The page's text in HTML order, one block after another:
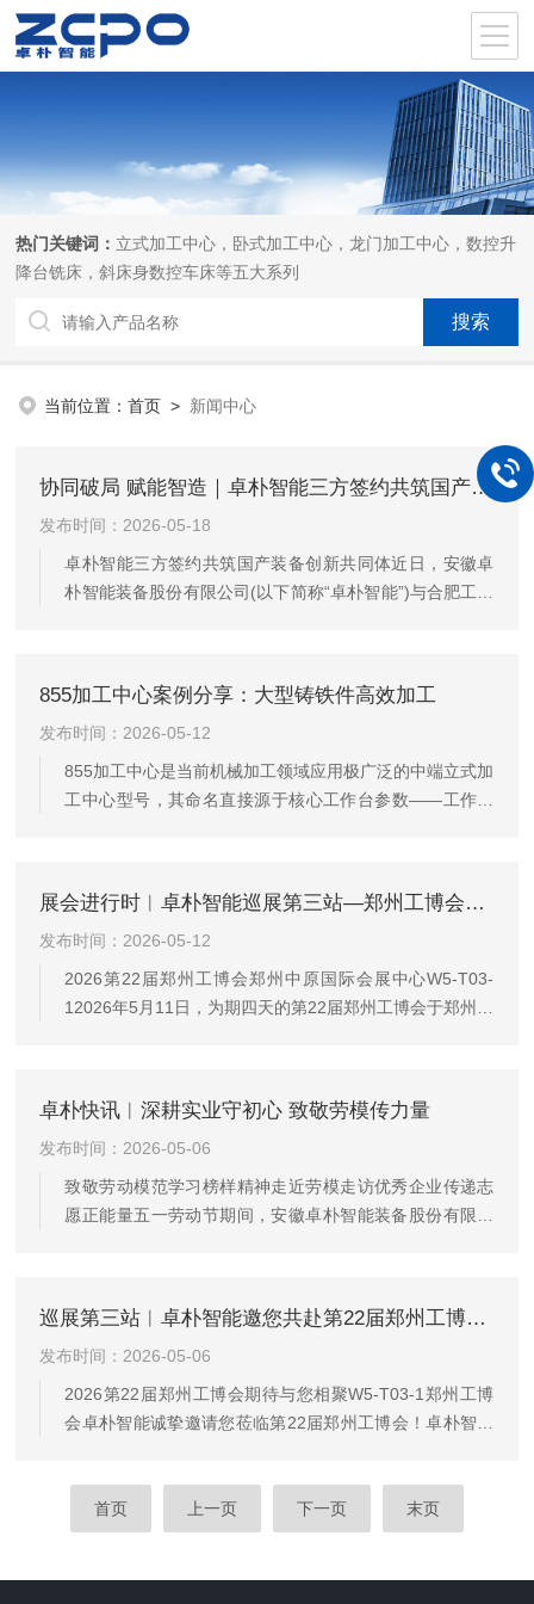
热门关键词： 立式加工中心，卧式加工中心，龙门加工中心，数控升
降台铣床，斜床身数控车床等五大系列
当前位置：首页 > 新闻中心
协同破局 赋能智造｜卓朴智能三方签约共筑国产装备创新共同体
发布时间：2026-05-18
卓朴智能三方签约共筑国产装备创新共同体近日，安徽卓
朴智能装备股份有限公司(以下简称“卓朴智能”)与合肥工业
装备产业发展痛点，聚焦基于智能CAM软件底座的五轴高
速精密加工中心研发及产业化核心项目，凝聚高校科研、
软件技术、装备制造全链条优势，构建“科研赋能—技术攻
坚—产业落地”闭环创新体系，实现强强联合、优势互补、
855加工中心案例分享：大型铸铁件高效加工
发布时间：2026-05-12
855加工中心是当前机械加工领域应用极广泛的中端立式加
工中心型号，其命名直接源于核心工作台参数——工作台
核心加工角色，是国内中小型制造企业升级加工能力的主
力机型之一。855加工中心的硬件设计围绕“精度稳定、效
率优先”的需求打造：床身采用高强度米汉纳铸铁整体铸
造，经过二次时效处理消除铸造内应力，内部设置X型、三
展会进行时︱卓朴智能巡展第三站—郑州工博会圆满收官
发布时间：2026-05-12
2026第22届郑州工博会郑州中原国际会展中心W5-T03-
12026年5月11日，为期四天的第22届郑州工博会于郑州中
会现场，卓朴智能聚焦智造升级核心诉求，重磅展出多系
列精密加工设备，同步带来全场景定制化智能制造整体解
决方案。团队凭借深厚的行业积淀与专业素养，为到访客
户细致讲解产品性能、拆解工艺优势。围绕产能扩容、工
卓朴快讯︱深耕实业守初心 致敬劳模传力量
发布时间：2026-05-06
致敬劳动模范学习榜样精神走近劳模走访优秀企业传递志
愿正能量五一劳动节期间，安徽卓朴智能装备股份有限公
溪一中高一15班同学们，以实际行动弘扬劳模精神，彰显
企业与救援队的责任担当。在公司工作人员的有序引导
下，志愿者与同学们走进生产车间，近距离领略智能制造
的魅力，真切感受一线劳动者严谨务实、精益求精的敬业
巡展第三站︱卓朴智能邀您共赴第22届郑州工博会，解锁智造新势能！
发布时间：2026-05-06
2026第22届郑州工博会期待与您相聚W5-T03-1郑州工博
会卓朴智能诚挚邀请您莅临第22届郑州工博会！卓朴智能
造，共话行业趋势，共谋合作新机，期待与您当面交流、
携手共赢！01展品抢先看期待与您相聚SHL60P卧式车削
首页 上一页 下一页 末页